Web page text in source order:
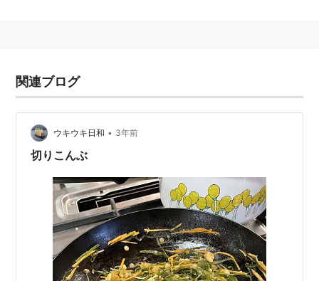
関連ブログ
ウキウキ日和 • 3年前
切りこんぶ